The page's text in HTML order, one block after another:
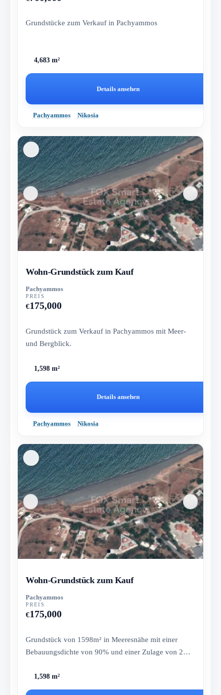
Grundstücke zum Verkauf in Pachyammos
4,683 m²
Details ansehen
Pachyammos Nikosia
Wohn-Grundstück zum Kauf
Pachyammos
PREIS
€175,000
Grundstück zum Verkauf in Pachyammos mit Meer-
und Bergblick.
1,598 m²
Details ansehen
Pachyammos Nikosia
Wohn-Grundstück zum Kauf
Pachyammos
PREIS
€175,000
Grundstück von 1598m² in Meeresnähe mit einer
Bebauungsdichte von 90% und einer Zulage von 2
1,598 m²